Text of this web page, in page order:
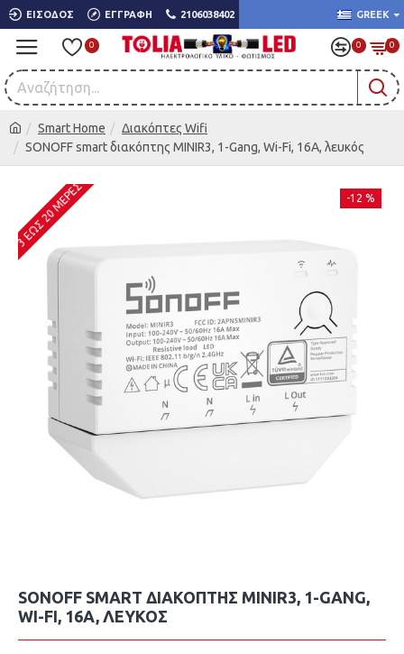
ΕΊΣΟΔΟΣ ΕΓΓΡΑΦΉ 2106038402 GREEK
0 0 0
Smart Home
Διακόπτες Wifi
SONOFF smart διακόπτης MINIR3, 1-Gang, Wi-Fi, 16A, λευκός
-12 %
3 ΈΩΣ 20 ΜΈΡΕΣ
SONOFF SMART ΔΙΑΚΌΠΤΗΣ MINIR3, 1-GANG,
WI-FI, 16A, ΛΕΥΚΌΣ